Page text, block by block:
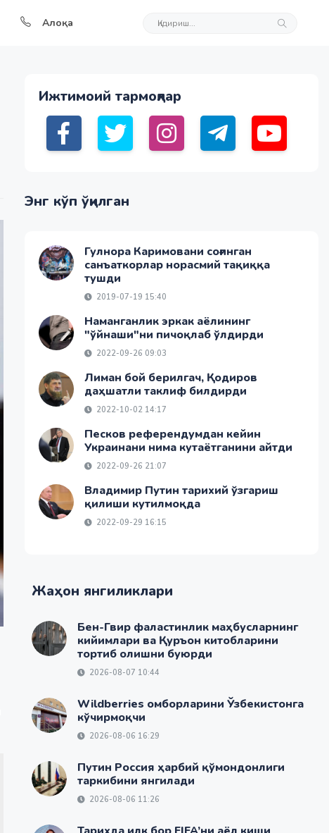
Алоқа
Ижтимоий тармоқлар
Энг кўп ўқилган
Гулнора Каримовани соғинган
санъаткорлар норасмий тақиққа
тушди
2019-07-19 15:40
Наманганлик эркак аёлининг
"ўйнаши"ни пичоқлаб ўлдирди
2022-09-26 09:03
Лиман бой берилгач, Қодиров
даҳшатли таклиф билдирди
2022-10-02 14:17
Песков референдумдан кейин
Украинани нима кутаётганини айтди
2022-09-26 21:07
Владимир Путин тарихий ўзгариш
қилиши кутилмоқда
2022-09-29 16:15
Жаҳон янгиликлари
Бен-Гвир фаластинлик маҳбусларнинг
кийимлари ва Қуръон китобларини
тортиб олишни буюрди
2026-08-07 10:44
Wildberries омборларини Ўзбекистонга
кўчирмоқчи
2026-08-06 16:29
Путин Россия ҳарбий қўмондонлиги
таркибини янгилади
2026-08-06 11:26